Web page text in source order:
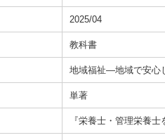
2025/04
教科書
地域福祉―地域で安心
単著
『栄養士・管理栄養